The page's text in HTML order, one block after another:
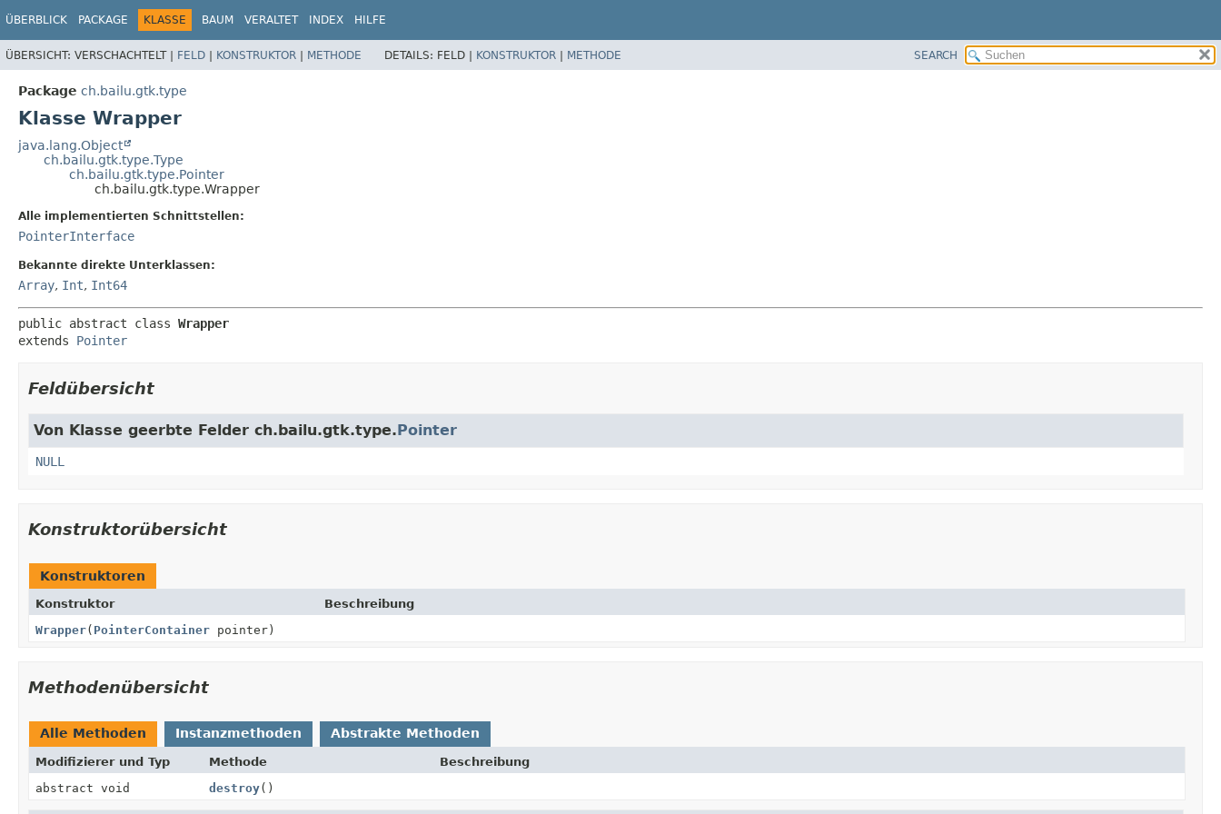
ÜBERBLICK PACKAGE KLASSE BAUM VERALTET INDEX HILFE
ÜBERSICHT: VERSCHACHTELT | FELD | KONSTRUKTOR | METHODE DETAILS: FELD | KONSTRUKTOR | METHODE SEARCH
Package ch.bailu.gtk.type
Klasse Wrapper
java.lang.Object
ch.bailu.gtk.type.Type
ch.bailu.gtk.type.Pointer
ch.bailu.gtk.type.Wrapper
Alle implementierten Schnittstellen:
PointerInterface
Bekannte direkte Unterklassen:
Array, Int, Int64
public abstract class Wrapper
extends Pointer
Feldübersicht
Von Klasse geerbte Felder ch.bailu.gtk.type.Pointer
NULL
Konstruktorübersicht
Konstruktoren
Konstruktor
Beschreibung
Wrapper( PointerContainer pointer)
Methodenübersicht
Alle Methoden Instanzmethoden Abstrakte Methoden
Modifizierer und Typ Methode
Beschreibung
abstract void
destroy()